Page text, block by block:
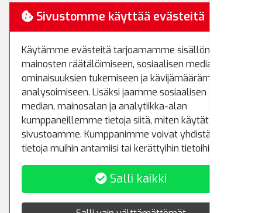
RemaTipTop
01510 Vantaa
Puh.(09) 8700 520
Fax.(09) 8700 522
rematiptop@rematiptop.fi
Myynti ja varasto
Koivuhaantie 5
01510 Vantaa
Puh.(09) 8700 5233
Sivustomme käyttää evästeitä
Käytämme evästeitä tarjoamamme sisällön ja
mainosten räätälöimiseen, sosiaalisen median
ominaisuuksien tukemiseen ja kävijämäärämme
analysoimiseen. Lisäksi jaamme sosiaalisen
median, mainosalan ja analytiikka-alan
kumppaneillemme tietoja siitä, miten käytät
sivustoamme. Kumppanimme voivat yhdistää näitä
tietoja muihin antamiisi tai kerättyihin tietoihin.
Salli kaikki